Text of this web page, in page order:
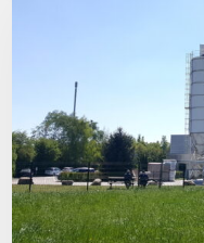
engagement
de
notre
usine
ICP